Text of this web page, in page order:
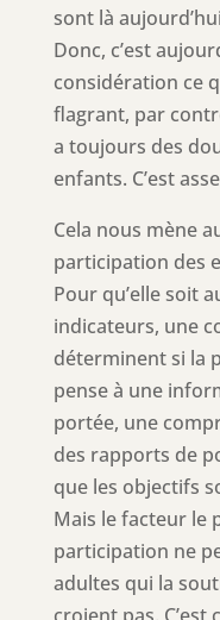
sont là
Donc, c’est
considération ce
flagrant, par
a toujours des
enfants. C’est
Cela nous mène
participation des
Pour qu’elle soit
indicateurs, une
déterminent si la
pense à une
portée, une
des rapports de
que les objectifs
Mais le facteur le
participation ne
adultes qui la